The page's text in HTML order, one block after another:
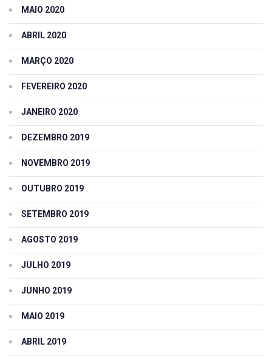
MAIO 2020
ABRIL 2020
MARÇO 2020
FEVEREIRO 2020
JANEIRO 2020
DEZEMBRO 2019
NOVEMBRO 2019
OUTUBRO 2019
SETEMBRO 2019
AGOSTO 2019
JULHO 2019
JUNHO 2019
MAIO 2019
ABRIL 2019